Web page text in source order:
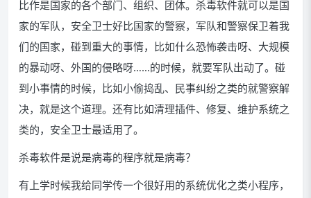
比作是国家的各个部门、组织、团体。杀毒软件就可以是国
家的军队，安全卫士好比国家的警察，军队和警察保卫着我
们的国家，碰到重大的事情，比如什么恐怖袭击呀、大规模
的暴动呀、外国的侵略呀……的时候，就要军队出动了。碰
到小事情的时候，比如小偷捣乱、民事纠纷之类的就警察解
决，就是这个道理。还有比如清理插件、修复、维护系统之
类的，安全卫士最适用了。
杀毒软件是说是病毒的程序就是病毒？
有上学时候我给同学传一个很好用的系统优化之类小程序，